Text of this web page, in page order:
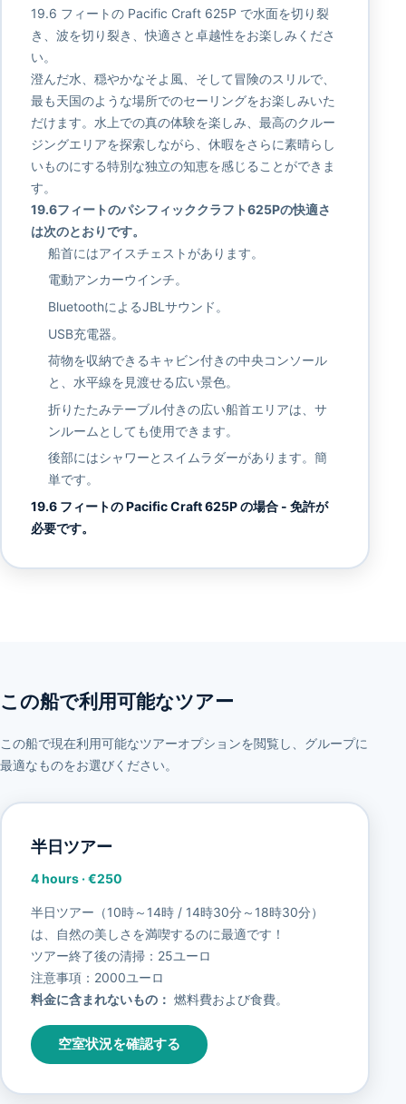
19.6 フィートの Pacific Craft 625P で水面を切り裂
き、波を切り裂き、快適さと卓越性をお楽しみくださ
い。
澄んだ水、穏やかなそよ風、そして冒険のスリルで、
最も天国のような場所でのセーリングをお楽しみいた
だけます。水上での真の体験を楽しみ、最高のクルー
ジングエリアを探索しながら、休暇をさらに素晴らし
いものにする特別な独立の知恵を感じることができま
す。
19.6フィートのパシフィッククラフト625Pの快適さ
は次のとおりです。
船首にはアイスチェストがあります。
電動アンカーウインチ。
BluetoothによるJBLサウンド。
USB充電器。
荷物を収納できるキャビン付きの中央コンソール
と、水平線を見渡せる広い景色。
折りたたみテーブル付きの広い船首エリアは、サ
ンルームとしても使用できます。
後部にはシャワーとスイムラダーがあります。簡
単です。
19.6 フィートの Pacific Craft 625P の場合 - 免許が
必要です。
この船で利用可能なツアー
この船で現在利用可能なツアーオプションを閲覧し、グループに
最適なものをお選びください。
半日ツアー
4 hours·€250
半日ツアー（10時～14時 / 14時30分～18時30分）
は、自然の美しさを満喫するのに最適です！
ツアー終了後の清掃：25ユーロ
注意事項：2000ユーロ
料金に含まれないもの： 燃料費および食費。
空室状況を確認する